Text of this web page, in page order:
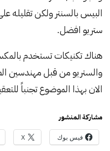
البيس بالسنتر ولكن تقليله
ستريو افضل.
هناك تكنيكات تستخدم
والستريو من قبل مهندسين
الان بهذا الموضوع تجنباً
مشاركة المنشور
فيس بوك X